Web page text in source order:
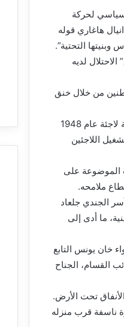
لحركة
هاغاري قوله
التحتية”.
لديه
من خلال خنق
ولد محمد السنوار في سبتمبر 1975، في مخيم خان يونس للاجئين في قطاع غزة لأسرة فلسطينية لاجئة عام 1948
اللاجئين
الموضوعة على
ملامحه.
الجندي جلعاد
ما أدى إلى
خان يونس التابع
القسام، الجناح
تحت الأرض.
أُصيب خلال بعض منها، الأولى كانت عام 2003 بزرع عبوة ناسفة قرب منزله